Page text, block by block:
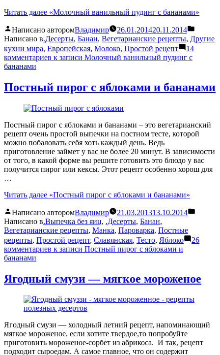
Читать далее «Молочный ванильный пудинг с бананами»
Написано авторомВладимир 26.01.201420.11.2014
Написано в.Десерты, Банан, Вегетарианские рецепты, Другие
кухни мира, Европейская, Молоко, Простой рецепт
14
комментариев к записи Молочный ванильный пудинг с
бананами
Постный пирог с яблоками и бананами
Постный пирог с яблоками и бананами – это вегетарианский
рецепт очень простой выпечки на постном тесте, которой
можно побаловать себя хоть каждый день. Ведь
приготовление займет у вас не более 20 минут. В зависимости
от того, в какой форме вы решите готовить это блюдо у вас
получится пирог или кексы. Этот рецепт особенно хорош для
…
Читать далее «Постный пирог с яблоками и бананами»
Написано авторомВладимир 21.03.201313.10.2014
Написано в.Выпечка без яиц, .Десерты, Банан,
Вегетарианские рецепты, Манка, Пароварка, Постные
рецепты, Простой рецепт, Славянская, Тесто, Яблоко
26
комментариев к записи Постный пирог с яблоками и
бананами
Ягодный смузи — мягкое мороженое
Ягодный смузи — холодный летний рецепт, напоминающий
мягкое мороженое, если хотите твердое,то попробуйте
приготовить мороженое-сорбет из абрикоса. И так, рецепт
подходит сыроедам. А самое главное, что он содержит